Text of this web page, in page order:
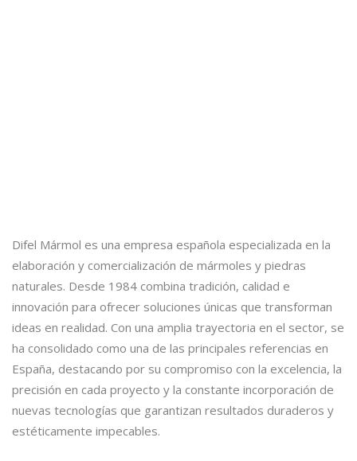
Difel Mármol es una empresa española especializada en la
elaboración y comercialización de mármoles y piedras
naturales. Desde 1984 combina tradición, calidad e
innovación para ofrecer soluciones únicas que transforman
ideas en realidad. Con una amplia trayectoria en el sector, se
ha consolidado como una de las principales referencias en
España, destacando por su compromiso con la excelencia, la
precisión en cada proyecto y la constante incorporación de
nuevas tecnologías que garantizan resultados duraderos y
estéticamente impecables.